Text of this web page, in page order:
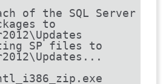
of the SQL Server
to
SP files to